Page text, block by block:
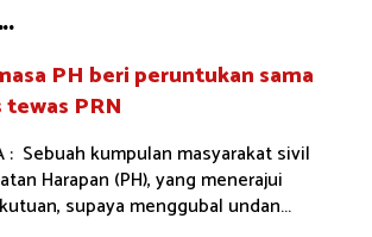
PH beri peruntukan sama
PRN
: Sebuah kumpulan masyarakat sivil
Harapan (PH), yang menerajui
supaya menggubal undan...